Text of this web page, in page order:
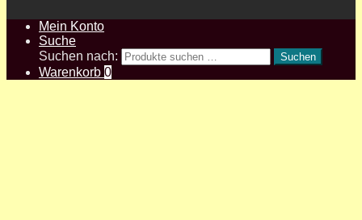
Mein Konto
Suche
Suchen nach:
Suchen
Warenkorb 0